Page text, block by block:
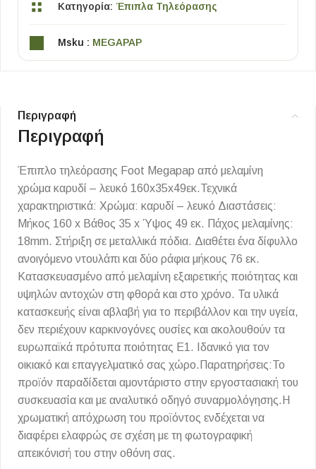
Κατηγορία: Έπιπλα Τηλεόρασης
Msku : MEGAPAP
Περιγραφή
Περιγραφή
Έπιπλο τηλεόρασης Foot Megapap από μελαμίνη
χρώμα καρυδί – λευκό 160x35x49εκ.Τεχνικά
χαρακτηριστικά: Χρώμα: καρυδί – λευκό Διαστάσεις:
Μήκος 160 x Βάθος 35 x Ύψος 49 εκ. Πάχος μελαμίνης:
18mm. Στήριξη σε μεταλλικά πόδια. Διαθέτει ένα δίφυλλο
ανοιγόμενο ντουλάπι και δύο ράφια μήκους 76 εκ.
Κατασκευασμένο από μελαμίνη εξαιρετικής ποιότητας και
υψηλών αντοχών στη φθορά και στο χρόνο. Τα υλικά
κατασκευής είναι αβλαβή για το περιβάλλον και την υγεία,
δεν περιέχουν καρκινογόνες ουσίες και ακολουθούν τα
ευρωπαϊκά πρότυπα ποιότητας Ε1. Ιδανικό για τον
οικιακό και επαγγελματικό σας χώρο.Παρατηρήσεις:Το
προϊόν παραδίδεται αμοντάριστο στην εργοστασιακή του
συσκευασία και με αναλυτικό οδηγό συναρμολόγησης.Η
χρωματική απόχρωση του προϊόντος ενδέχεται να
διαφέρει ελαφρώς σε σχέση με τη φωτογραφική
απεικόνισή του στην οθόνη σας.